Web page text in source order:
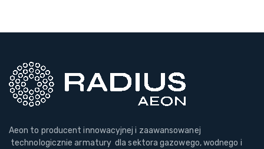
Aeon to producent innowacyjnej i zaawansowanej
technologicznie armatury dla sektora gazowego, wodnego i